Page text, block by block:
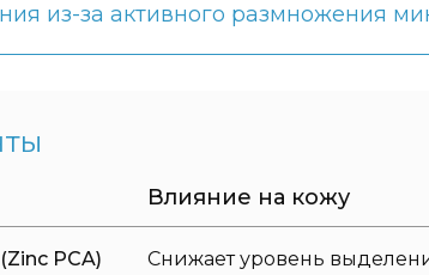
из-за активного размножения
Влияние на кожу
Снижает уровень
PCA)